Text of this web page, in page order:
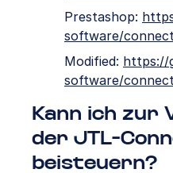
Prestashop:
software/
Modified: https://
software/
Kann ich zur
der JTL-
beisteuern?